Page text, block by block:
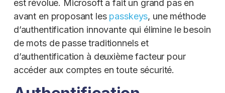
est révolue. Microsoft a fait un grand pas en
avant en proposant les passkeys, une méthode
d’authentification innovante qui élimine le besoin
de mots de passe traditionnels et
d’authentification à deuxième facteur pour
accéder aux comptes en toute sécurité.